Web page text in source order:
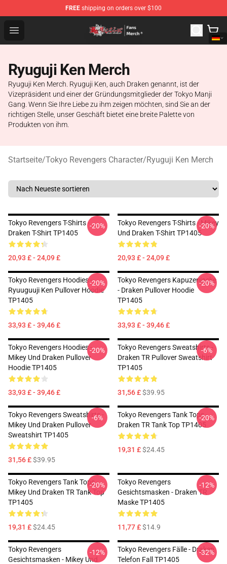
FREE shipping on orders over $100
Open menu
Tokyo Revengers Store - Official Tokyo Revengers
Ryuguji Ken Merch
Ryuguji Ken Merch. Ryuguji Ken, auch Draken genannt, ist der
Vizepräsident und einer der Gründungsmitglieder der Tokyo Manji
Gang. Wenn Sie Ihre Liebe zu ihm zeigen möchten, sind Sie an der
richtigen Stelle, unser Geschäft bietet eine breite Palette von
Produkten von ihm.
Startseite/Tokyo Revengers Character/Ryuguji Ken Merch
Tokyo Revengers T-Shirts -
Draken T-Shirt TP1405
20,93 £ - 24,09 £
-20%
Tokyo Revengers T-Shirts - Mikey
Und Draken T-Shirt TP1405
20,93 £ - 24,09 £
-20%
Tokyo Revengers Hoodies -
Ryuuguuji Ken Pullover Hoodie
TP1405
33,93 £ - 39,46 £
-20%
Tokyo Revengers Kapuzenjacke
- Draken Pullover Hoodie
TP1405
33,93 £ - 39,46 £
-20%
Tokyo Revengers Hoodies -
Mikey Und Draken Pullover
Hoodie TP1405
33,93 £ - 39,46 £
-20%
Tokyo Revengers Sweatshirts -
Draken TR Pullover Sweatshirt
TP1405
31,56 £$39.95
-6%
Tokyo Revengers Sweatshirts -
Mikey Und Draken Pullover
Sweatshirt TP1405
31,56 £$39.95
-6%
Tokyo Revengers Tank Tops -
Draken TR Tank Top TP1405
19,31 £$24.45
-20%
Tokyo Revengers Tank Tops -
Mikey Und Draken TR Tank Top
TP1405
19,31 £$24.45
-20%
Tokyo Revengers
Gesichtsmasken - Draken TR
Maske TP1405
11,77 £$14.9
-12%
Tokyo Revengers
Gesichtsmasken - Mikey Und
-12%
Tokyo Revengers Fälle - Draken
Telefon Fall TP1405
-32%